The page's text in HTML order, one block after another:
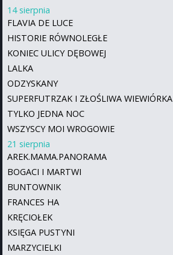
14 sierpnia
FLAVIA DE LUCE
HISTORIE RÓWNOLEGŁE
KONIEC ULICY DĘBOWEJ
LALKA
ODZYSKANY
SUPERFUTRZAK I ZŁOŚLIWA WIEWIÓRKA
TYLKO JEDNA NOC
WSZYSCY MOI WROGOWIE
21 sierpnia
AREK.MAMA.PANORAMA
BOGACI I MARTWI
BUNTOWNIK
FRANCES HA
KRĘCIOŁEK
KSIĘGA PUSTYNI
MARZYCIELKI